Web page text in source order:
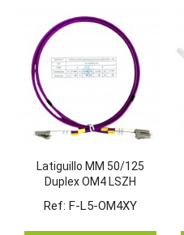
Latiguillo MM 50/125
Duplex OM4 LSZH
Ref: F-L5-OM4XY